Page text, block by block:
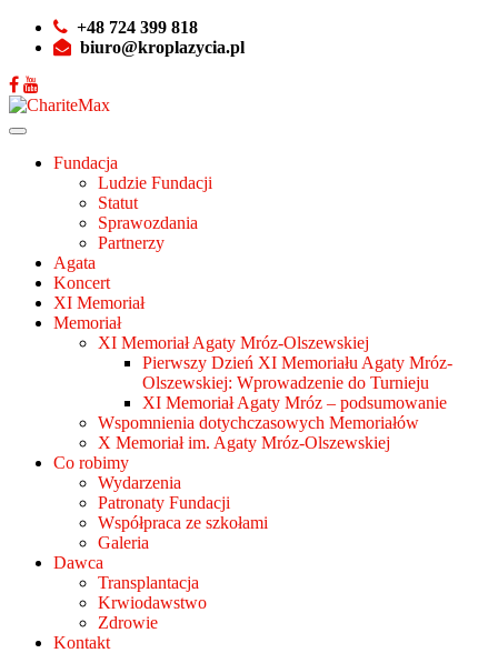
+48 724 399 818
biuro@kroplazycia.pl
Fundacja
Ludzie Fundacji
Statut
Sprawozdania
Partnerzy
Agata
Koncert
XI Memoriał
Memoriał
XI Memoriał Agaty Mróz-Olszewskiej
Pierwszy Dzień XI Memoriału Agaty Mróz-
Olszewskiej: Wprowadzenie do Turnieju
XI Memoriał Agaty Mróz – podsumowanie
Wspomnienia dotychczasowych Memoriałów
X Memoriał im. Agaty Mróz-Olszewskiej
Co robimy
Wydarzenia
Patronaty Fundacji
Współpraca ze szkołami
Galeria
Dawca
Transplantacja
Krwiodawstwo
Zdrowie
Kontakt